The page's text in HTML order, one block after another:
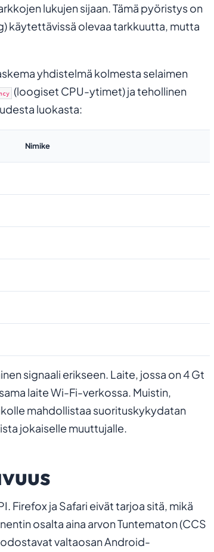
lukujen sijaan. Tämä pyöristys on
käytettävissä olevaa tarkkuutta, mutta
yhdistelmä kolmesta selaimen
(loogiset CPU-ytimet) ja tehollinen
luokasta:
Nimike
signaali erikseen. Laite, jossa on 4 Gt
laite Wi-Fi-verkossa. Muistin,
mahdollistaa suorituskykydatan
jokaiselle muuttujalle.
Firefox ja Safari eivät tarjoa sitä, mikä
osalta aina arvon Tuntematon (CCS
valtaosan Android-